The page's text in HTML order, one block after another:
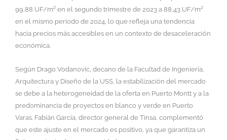
99,88 UF/m² en el segundo trimestre de 2023 a 88,43 UF/m²
en el mismo periodo de 2024, lo que refleja una tendencia
hacia precios más accesibles en un contexto de desaceleración
económica.
Según Drago Vodanovic, decano de la Facultad de Ingeniería,
Arquitectura y Diseño de la USS, la estabilización del mercado
se debe a la heterogeneidad de la oferta en Puerto Montt y a la
predominancia de proyectos en blanco y verde en Puerto
Varas. Fabián García, director general de Tinsa, complementó
que este ajuste en el mercado es positivo, ya que garantiza un